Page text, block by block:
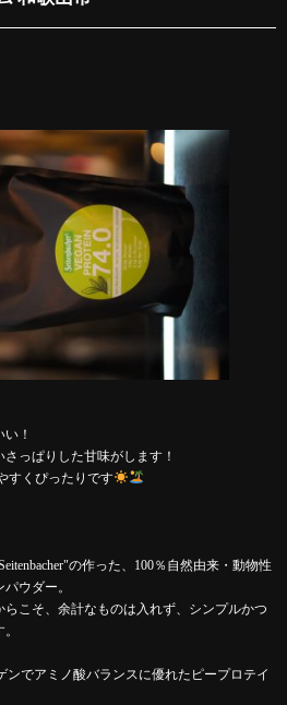
！
っぱりした甘味がします！
すくぴったりです
の作った、100％自然由来・動物性
ウダー。
こそ、余計なものは入れず、シンプルかつ
ンでアミノ酸バランスに優れたピープロテイ